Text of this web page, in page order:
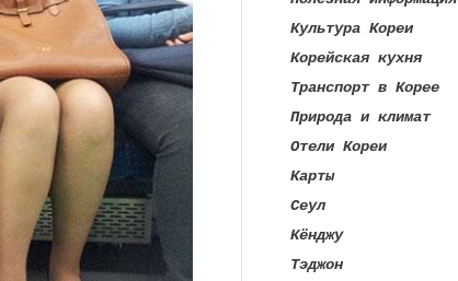
Культура Кореи
Корейская кухня
Транспорт в Корее
Природа и климат
Отели Кореи
Карты
Сеул
Кёнджу
Тэджон